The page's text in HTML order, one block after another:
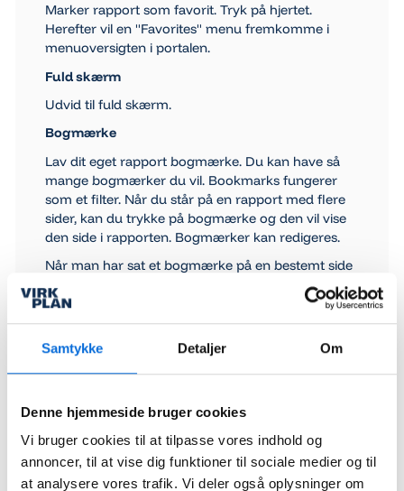
Samtykke Detaljer Om
Denne hjemmeside bruger cookies
Vi bruger cookies til at tilpasse vores indhold og
annoncer, til at vise dig funktioner til sociale medier og til
at analysere vores trafik. Vi deler også oplysninger om
Marker rapport som favorit. Tryk på hjertet.
Herefter vil en "Favorites" menu fremkomme i
menuoversigten i portalen.
Fuld skærm
Udvid til fuld skærm.
Bogmærke
Lav dit eget rapport bogmærke. Du kan have så
mange bogmærker du vil. Bookmarks fungerer
som et filter. Når du står på en rapport med flere
sider, kan du trykke på bogmærke og den vil vise
den side i rapporten. Bogmærker kan redigeres.
Når man har sat et bogmærke på en bestemt side
i en rapport, vil rapporten automatisk åbne på
denne side næste gang, man åbner rapporten.
Report - knap
Der er mulighed for opdatere datasæt samt
redigere i rapporterne, uploade, downloade og
eksportere rapporter samt refreshe rapport og se